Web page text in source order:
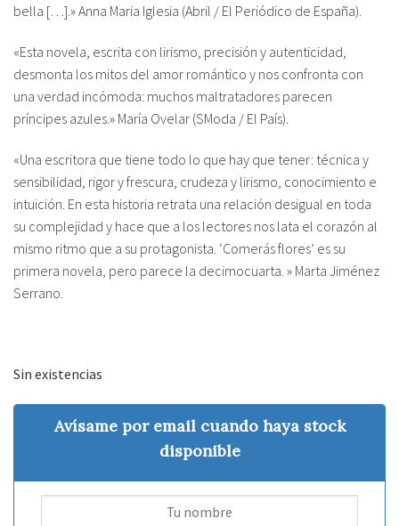
bella […].»Anna Maria Iglesia (Abril / El Periódico de España).
«Esta novela, escrita con lirismo, precisión y autenticidad,
desmonta los mitos del amor romántico y nos confronta con
una verdad incómoda: muchos maltratadores parecen
príncipes azules.» María Ovelar (SModa / El País).
«Una escritora que tiene todo lo que hay que tener: técnica y
sensibilidad, rigor y frescura, crudeza y lirismo, conocimiento e
intuición. En esta historia retrata una relación desigual en toda
su complejidad y hace que a los lectores nos lata el corazón al
mismo ritmo que a su protagonista. ‘Comerás flores’ es su
primera novela, pero parece la decimocuarta. » Marta Jiménez
Serrano
Sin existencias
Avísame por email cuando haya stock
disponible